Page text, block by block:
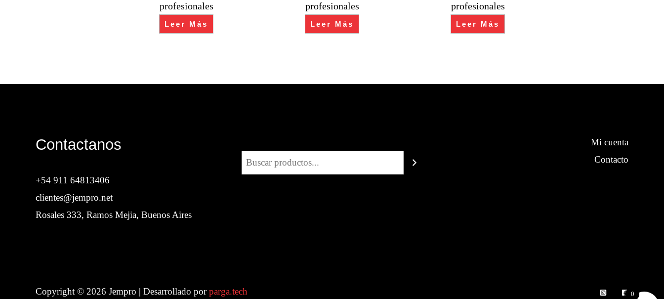
profesionales
Leer Más
profesionales
Leer Más
profesionales
Leer Más
Contactanos
+54 911 64813406
clientes@jempro.net
Rosales 333, Ramos Mejia, Buenos Aires
Mi cuenta
Contacto
Copyright © 2026 Jempro | Desarrollado porparga.tech 0